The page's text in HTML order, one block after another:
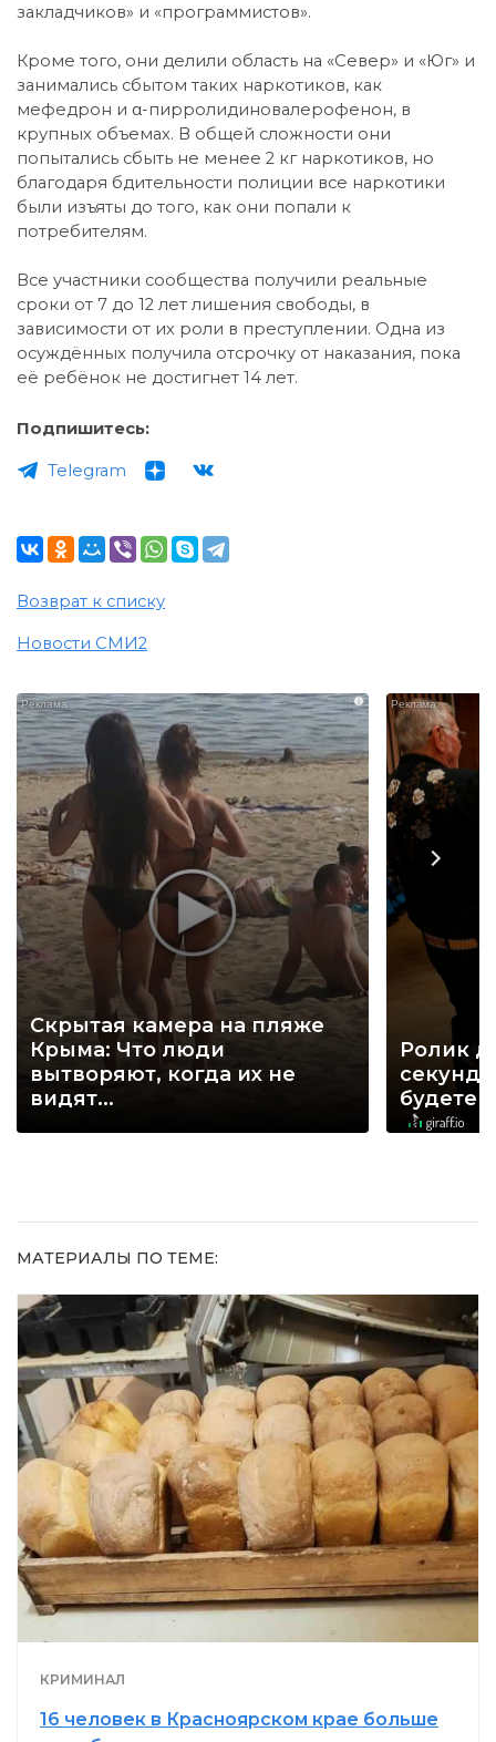
закладчиков» и «программистов».
Кроме того, они делили область на «Север» и «Юг» и
занимались сбытом таких наркотиков, как
мефедрон и α-пирролидиновалерофенон, в
крупных объемах. В общей сложности они
попытались сбыть не менее 2 кг наркотиков, но
благодаря бдительности полиции все наркотики
были изъяты до того, как они попали к
потребителям.
Все участники сообщества получили реальные
сроки от 7 до 12 лет лишения свободы, в
зависимости от их роли в преступлении. Одна из
осуждённых получила отсрочку от наказания, пока
её ребёнок не достигнет 14 лет.
Подпишитесь:
Telegram
Возврат к списку
Новости СМИ2
i
Скрытая камера на пляже
Крыма: Что люди
вытворяют, когда их не
видят...
Ролик
секунд,
будете
МАТЕРИАЛЫ ПО ТЕМЕ:
КРИМИНАЛ
16 человек в Красноярском крае больше